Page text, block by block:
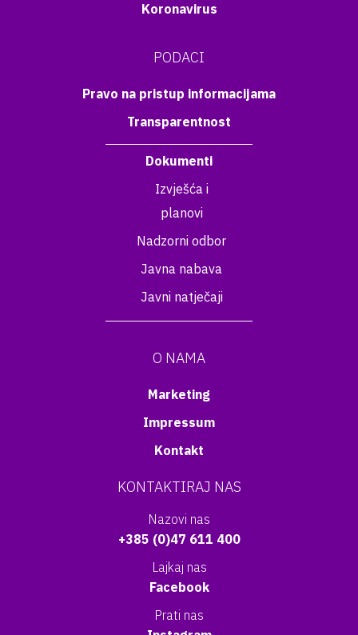
Koronavirus
PODACI
Pravo na pristup informacijama
Transparentnost
Dokumenti
Izvješća i
planovi
Nadzorni odbor
Javna nabava
Javni natječaji
O NAMA
Marketing
Impressum
Kontakt
KONTAKTIRAJ NAS
Nazovi nas
+385 (0)47 611 400
Lajkaj nas
Facebook
Prati nas